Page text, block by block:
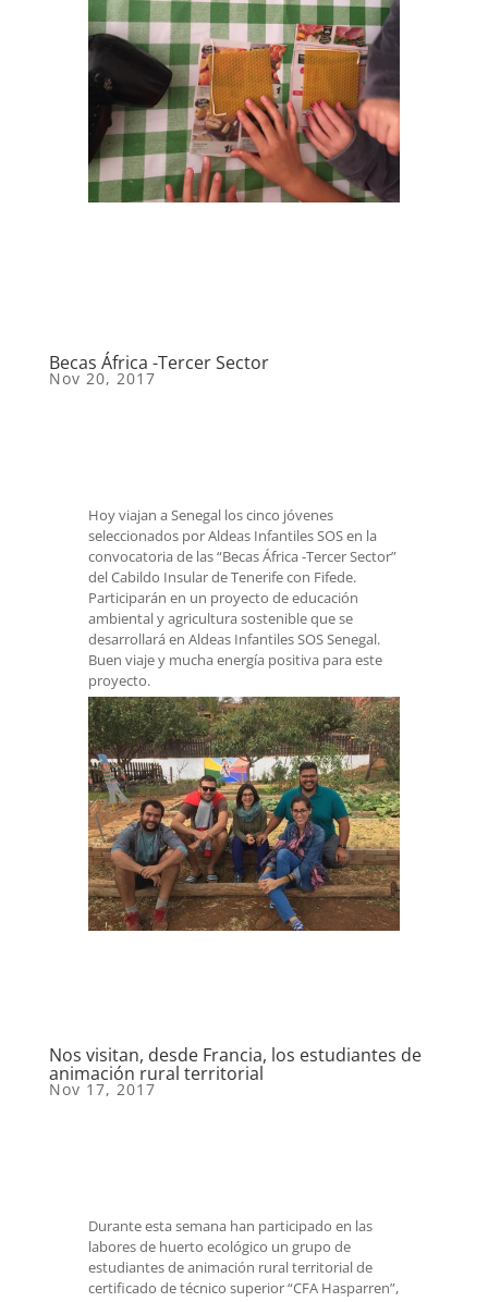
Becas África -Tercer Sector
Nov 20, 2017
Hoy viajan a Senegal los cinco jóvenes
seleccionados por Aldeas Infantiles SOS en la
convocatoria de las “Becas África -Tercer Sector”
del Cabildo Insular de Tenerife con Fifede.
Participarán en un proyecto de educación
ambiental y agricultura sostenible que se
desarrollará en Aldeas Infantiles SOS Senegal.
Buen viaje y mucha energía positiva para este
proyecto.
Nos visitan, desde Francia, los estudiantes de
animación rural territorial
Nov 17, 2017
Durante esta semana han participado en las
labores de huerto ecológico un grupo de
estudiantes de animación rural territorial de
certificado de técnico superior “CFA Hasparren”,